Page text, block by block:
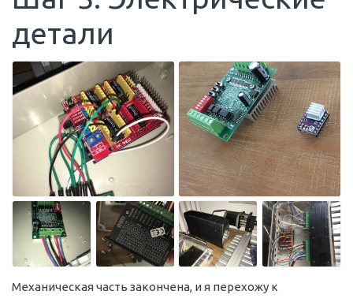
детали
Механическая часть закончена, и я перехожу к